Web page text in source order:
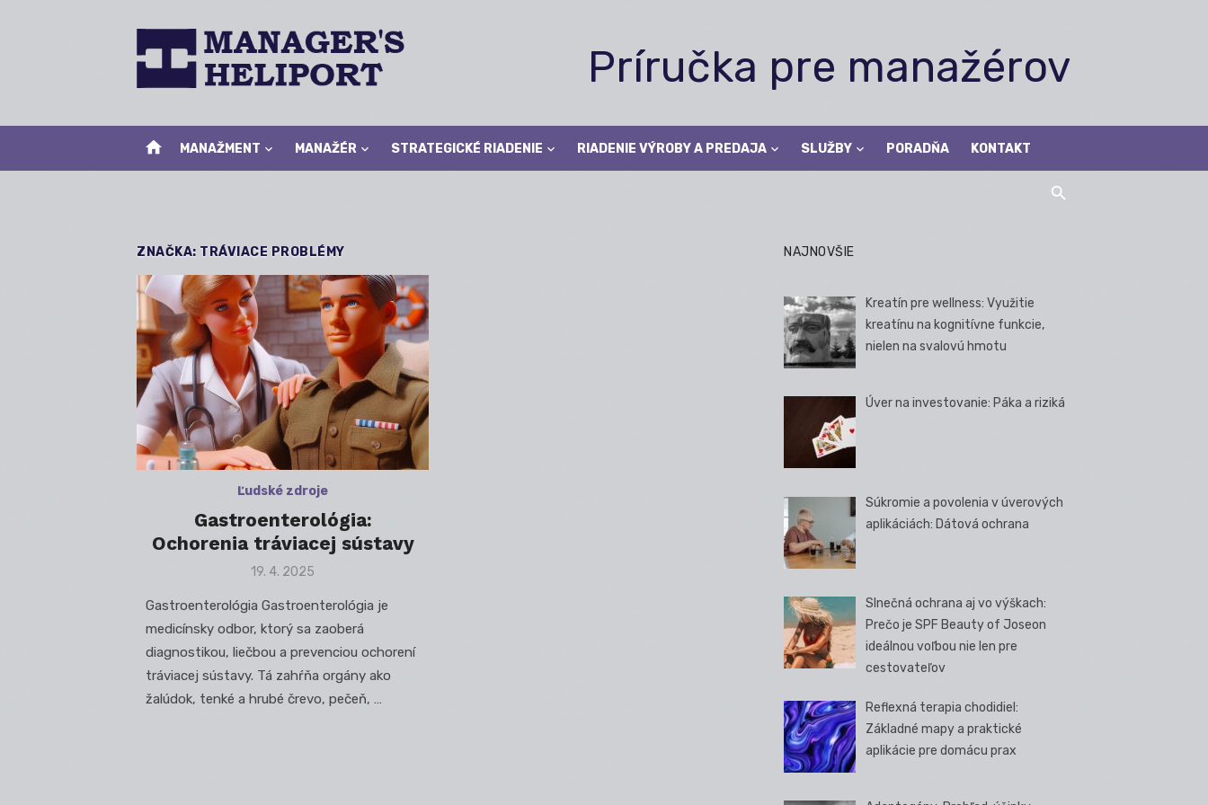
Príručka pre manažérov
home MANAŽMENT MANAŽÉR STRATEGICKÉ RIADENIE RIADENIE VÝROBY A PREDAJA SLUŽBY PORADŇA KONTAKT
ZNAČKA: TRÁVIACE PROBLÉMY
Ľudské zdroje
Gastroenterológia:
Ochorenia tráviacej sústavy
Posted
19. 4. 2025
Gastroenterológia Gastroenterológia je
medicínsky odbor, ktorý sa zaoberá
diagnostikou, liečbou a prevenciou ochorení
tráviacej sústavy. Tá zahŕňa orgány ako
žalúdok, tenké a hrubé črevo, pečeň, …
NAJNOVŠIE
Kreatín pre wellness: Využitie
kreatínu na kognitívne funkcie,
nielen na svalovú hmotu
Úver na investovanie: Páka a riziká
Súkromie a povolenia v úverových
aplikáciách: Dátová ochrana
Slnečná ochrana aj vo výškach:
Prečo je SPF Beauty of Joseon
ideálnou voľbou nie len pre
cestovateľov
Reflexná terapia chodidiel:
Základné mapy a praktické
aplikácie pre domácu prax